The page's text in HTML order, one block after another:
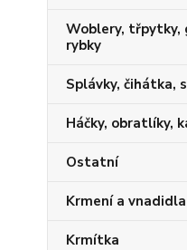
Woblery, třpytky,
rybky
Splávky, čihátka,
Háčky, obratlíky,
Ostatní
Krmení a vnadidla
Krmítka